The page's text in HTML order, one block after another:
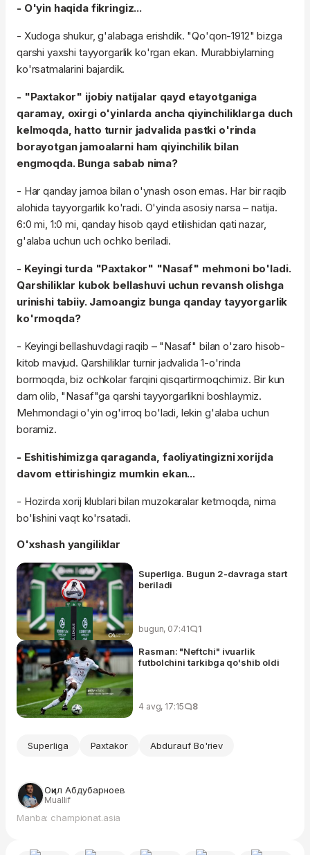
- O'yin haqida fikringiz...
- Xudoga shukur, g'alabaga erishdik. "Qo'qon-1912" bizga
qarshi yaxshi tayyorgarlik ko'rgan ekan. Murabbiylarning
ko'rsatmalarini bajardik.
- "Paxtakor" ijobiy natijalar qayd etayotganiga
qaramay, oxirgi o'yinlarda ancha qiyinchiliklarga duch
kelmoqda, hatto turnir jadvalida pastki o'rinda
borayotgan jamoalarni ham qiyinchilik bilan
engmoqda. Bunga sabab nima?
- Har qanday jamoa bilan o'ynash oson emas. Har bir raqib
alohida tayyorgarlik ko'radi. O'yinda asosiy narsa – natija.
6:0 mi, 1:0 mi, qanday hisob qayd etilishidan qati nazar,
g'alaba uchun uch ochko beriladi.
- Keyingi turda "Paxtakor" "Nasaf" mehmoni bo'ladi.
Qarshiliklar kubok bellashuvi uchun revansh olishga
urinishi tabiiy. Jamoangiz bunga qanday tayyorgarlik
ko'rmoqda?
- Keyingi bellashuvdagi raqib – "Nasaf" bilan o'zaro hisob-
kitob mavjud. Qarshiliklar turnir jadvalida 1-o'rinda
bormoqda, biz ochkolar farqini qisqartirmoqchimiz. Bir kun
dam olib, "Nasaf"ga qarshi tayyorgarlikni boshlaymiz.
Mehmondagi o'yin og'irroq bo'ladi, lekin g'alaba uchun
boramiz.
- Eshitishimizga qaraganda, faoliyatingizni xorijda
davom ettirishingiz mumkin ekan...
- Hozirda xorij klublari bilan muzokaralar ketmoqda, nima
bo'lishini vaqt ko'rsatadi.
O'xshash yangiliklar
Superliga. Bugun 2-davraga start
beriladi
bugun, 07:41 1
Rasman: "Neftchi" ivuarlik
futbolchini tarkibga qo'shib oldi
4 avg, 17:15 8
Superliga Paxtakor Abdurauf Bo'riev
Оқил Абдубарноев
Muallif
Manba: championat.asia